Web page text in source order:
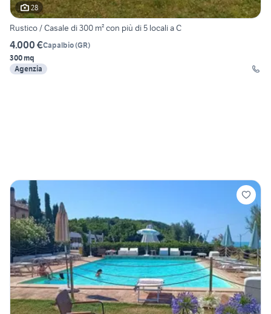
28
Rustico / Casale di 300 m² con più di 5 locali a C
4.000 €Capalbio(GR)
300 mq
Agenzia